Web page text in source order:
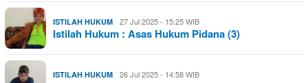
ISTILAH HUKUM 27 Jul 2025 - 15:25 WIB
Istilah Hukum : Asas Hukum Pidana (3)
ISTILAH HUKUM 26 Jul 2025 - 14:58 WIB